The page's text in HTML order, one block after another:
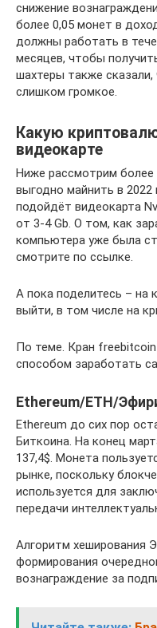
снижение
более 0,05 монет в
должны работать в
месяцев, чтобы
шахтеры также
слишком громкое.
Какую
видеокарте
Ниже рассмотрим
выгодно майнить в 2022
подойдёт видеокарта
от 3-4 Gb. О том, как
компьютера уже была
смотрите по ссылке.
А пока поделитесь – на
выйти, в том числе на
По теме. Кран
способом заработать
Ethereum/ETH/
Ethereum до сих пор
Биткоина. На конец
137,4$. Монета
рынке, поскольку
используется для
передачи
Алгоритм хеширования
формирования
вознаграждение за